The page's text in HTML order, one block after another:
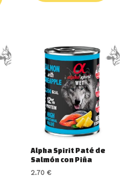
Este
producto
tiene
Alpha Spirit Paté de
Salmón con Piña
2.70 €